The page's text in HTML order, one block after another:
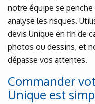
notre équipe se
analyse les risques.
devis Unique en fin de
photos ou dessins, et
dépasse vos attentes.
Commander
Unique est